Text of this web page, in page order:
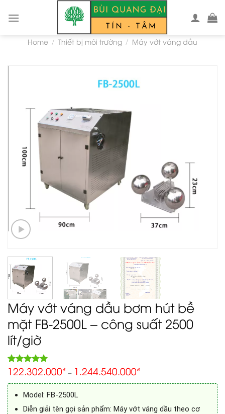
Home / Thiết bị môi trường / Máy vớt váng dầu
Máy vớt váng dầu bơm hút bề
mặt FB-2500L – công suất 2500
lít/giờ
Rated5.00
out of 5
based on
1
customer
rating
122.302.000₫ – 1.244.540.000₫
Model: FB-2500L
Diễn giải tên gọi sản phẩm: Máy vớt váng dầu theo cơ